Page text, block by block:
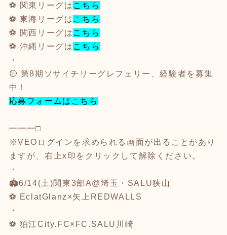
⚽️ 関東リーグは こちら
⚽️ 東海リーグは こちら
⚽️ 関西リーグは こちら
⚽️ 沖縄リーグは こちら
・
🔴 第8期ソサイチリーグレフェリー、経験者を募集
中！
応募フォームはこちら
━━━□
※VEOログインを求められる画面が出ることがあり
ますが、右上x印をクリックして解除ください。
・
🏟️6/14(土)関東3部A@埼玉・SALU狭山
⚽️ EclatGlanz×矢上REDWALLS
・
⚽️ 狛江City.FC×FC.SALU川崎